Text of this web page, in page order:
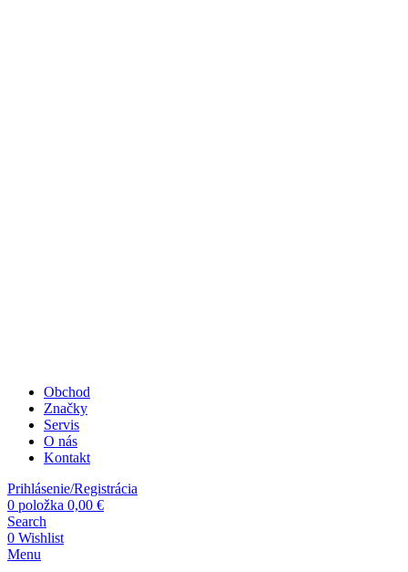
Obchod
Značky
Servis
O nás
Kontakt
Prihlásenie/Registrácia
0 položka 0,00 €
Search
0 Wishlist
Menu